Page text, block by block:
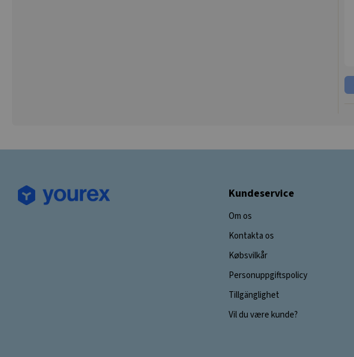
Kundeservice
Om os
Kontakta os
Købsvilkår
Personuppgiftspolicy
Tillgänglighet
Vil du være kunde?